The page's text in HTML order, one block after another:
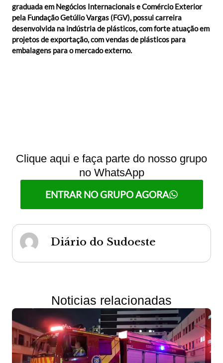
graduada em Negócios Internacionais e Comércio Exterior
pela Fundação Getúlio Vargas (FGV), possui carreira
desenvolvida na indústria de plásticos, com forte atuação em
projetos de exportação, com vendas de plásticos para
embalagens para o mercado externo.
Clique aqui e faça parte do nosso grupo
no WhatsApp
ENTRAR NO GRUPO AGORA
Diário do Sudoeste
Noticias relacionadas